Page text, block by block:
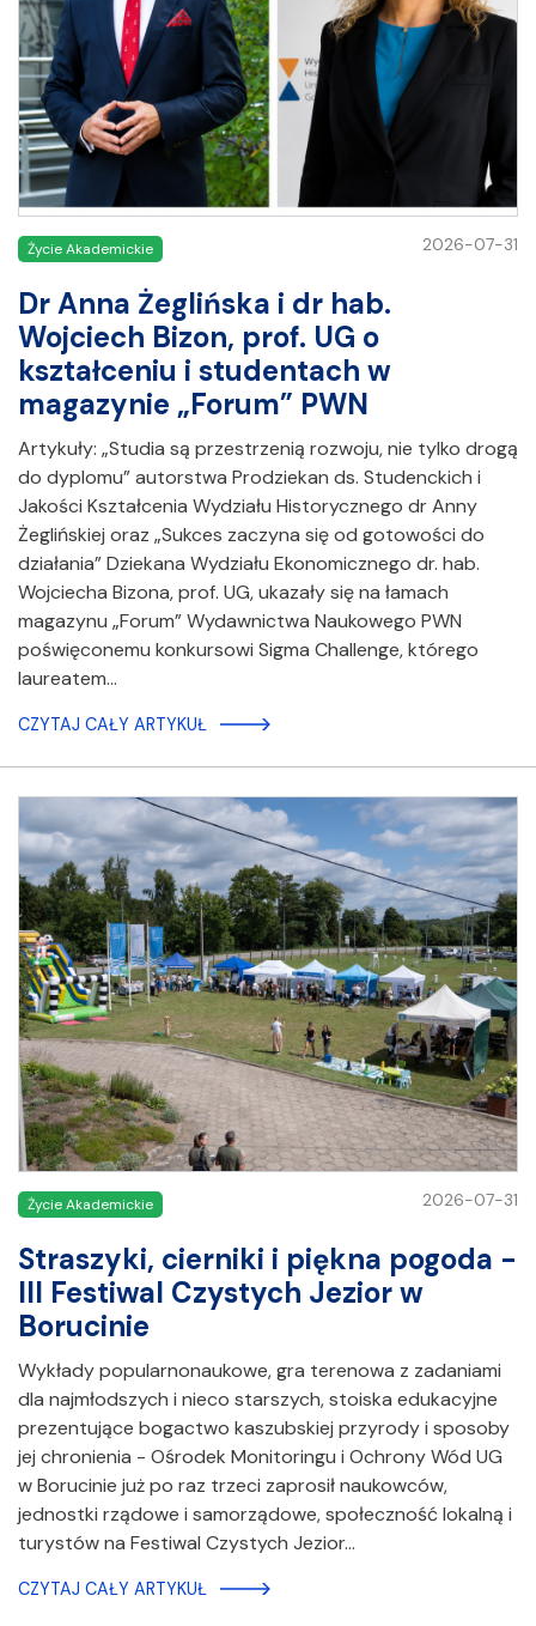
Życie Akademickie 2026-07-31
​​​​​​​Dr Anna Żeglińska i dr hab.
Wojciech Bizon, prof. UG o
kształceniu i studentach w
magazynie „Forum” PWN
Artykuły: „Studia są przestrzenią rozwoju, nie tylko drogą
do dyplomu” autorstwa Prodziekan ds. Studenckich i
Jakości Kształcenia Wydziału Historycznego dr Anny
Żeglińskiej oraz „Sukces zaczyna się od gotowości do
działania” Dziekana Wydziału Ekonomicznego dr. hab.
Wojciecha Bizona, prof. UG, ukazały się na łamach
magazynu „Forum” Wydawnictwa Naukowego PWN
poświęconemu konkursowi Sigma Challenge, którego
laureatem…
CZYTAJ CAŁY ARTYKUŁ
Życie Akademickie 2026-07-31
Straszyki, cierniki i piękna pogoda -
III Festiwal Czystych Jezior w
Borucinie
Wykłady popularnonaukowe, gra terenowa z zadaniami
dla najmłodszych i nieco starszych, stoiska edukacyjne
prezentujące bogactwo kaszubskiej przyrody i sposoby
jej chronienia - Ośrodek Monitoringu i Ochrony Wód UG
w Borucinie już po raz trzeci zaprosił naukowców,
jednostki rządowe i samorządowe, społeczność lokalną i
turystów na Festiwal Czystych Jezior…
CZYTAJ CAŁY ARTYKUŁ